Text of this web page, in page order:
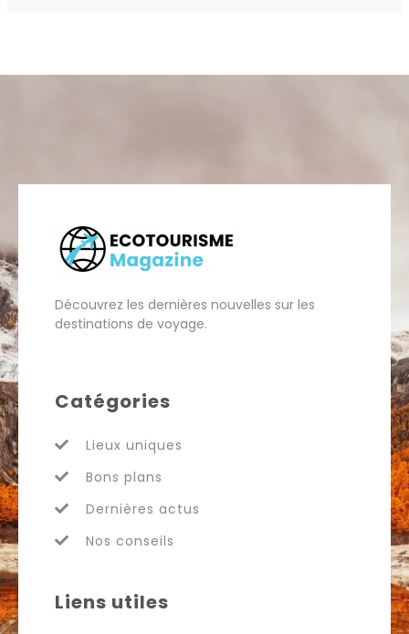
Découvrez les dernières nouvelles sur les
destinations de voyage.
Catégories
Lieux uniques
Bons plans
Dernières actus
Nos conseils
Liens utiles